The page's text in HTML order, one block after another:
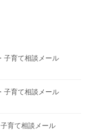
子育て相談メール
子育て相談メール
育て相談メール